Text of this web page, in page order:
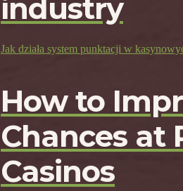
industry
Jak działa system punktacji w
How to
Chances at
Casinos